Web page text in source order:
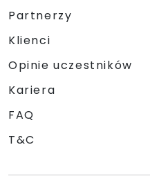
Partnerzy
Klienci
Opinie uczestników
Kariera
FAQ
T&C